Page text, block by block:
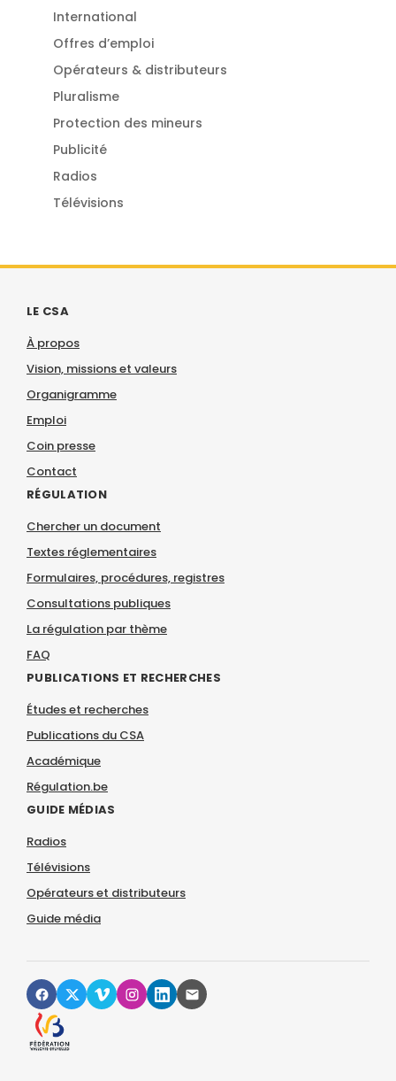
International
Offres d’emploi
Opérateurs & distributeurs
Pluralisme
Protection des mineurs
Publicité
Radios
Télévisions
LE CSA
À propos
Vision, missions et valeurs
Organigramme
Emploi
Coin presse
Contact
RÉGULATION
Chercher un document
Textes réglementaires
Formulaires, procédures, registres
Consultations publiques
La régulation par thème
FAQ
PUBLICATIONS ET RECHERCHES
Études et recherches
Publications du CSA
Académique
Régulation.be
GUIDE MÉDIAS
Radios
Télévisions
Opérateurs et distributeurs
Guide média